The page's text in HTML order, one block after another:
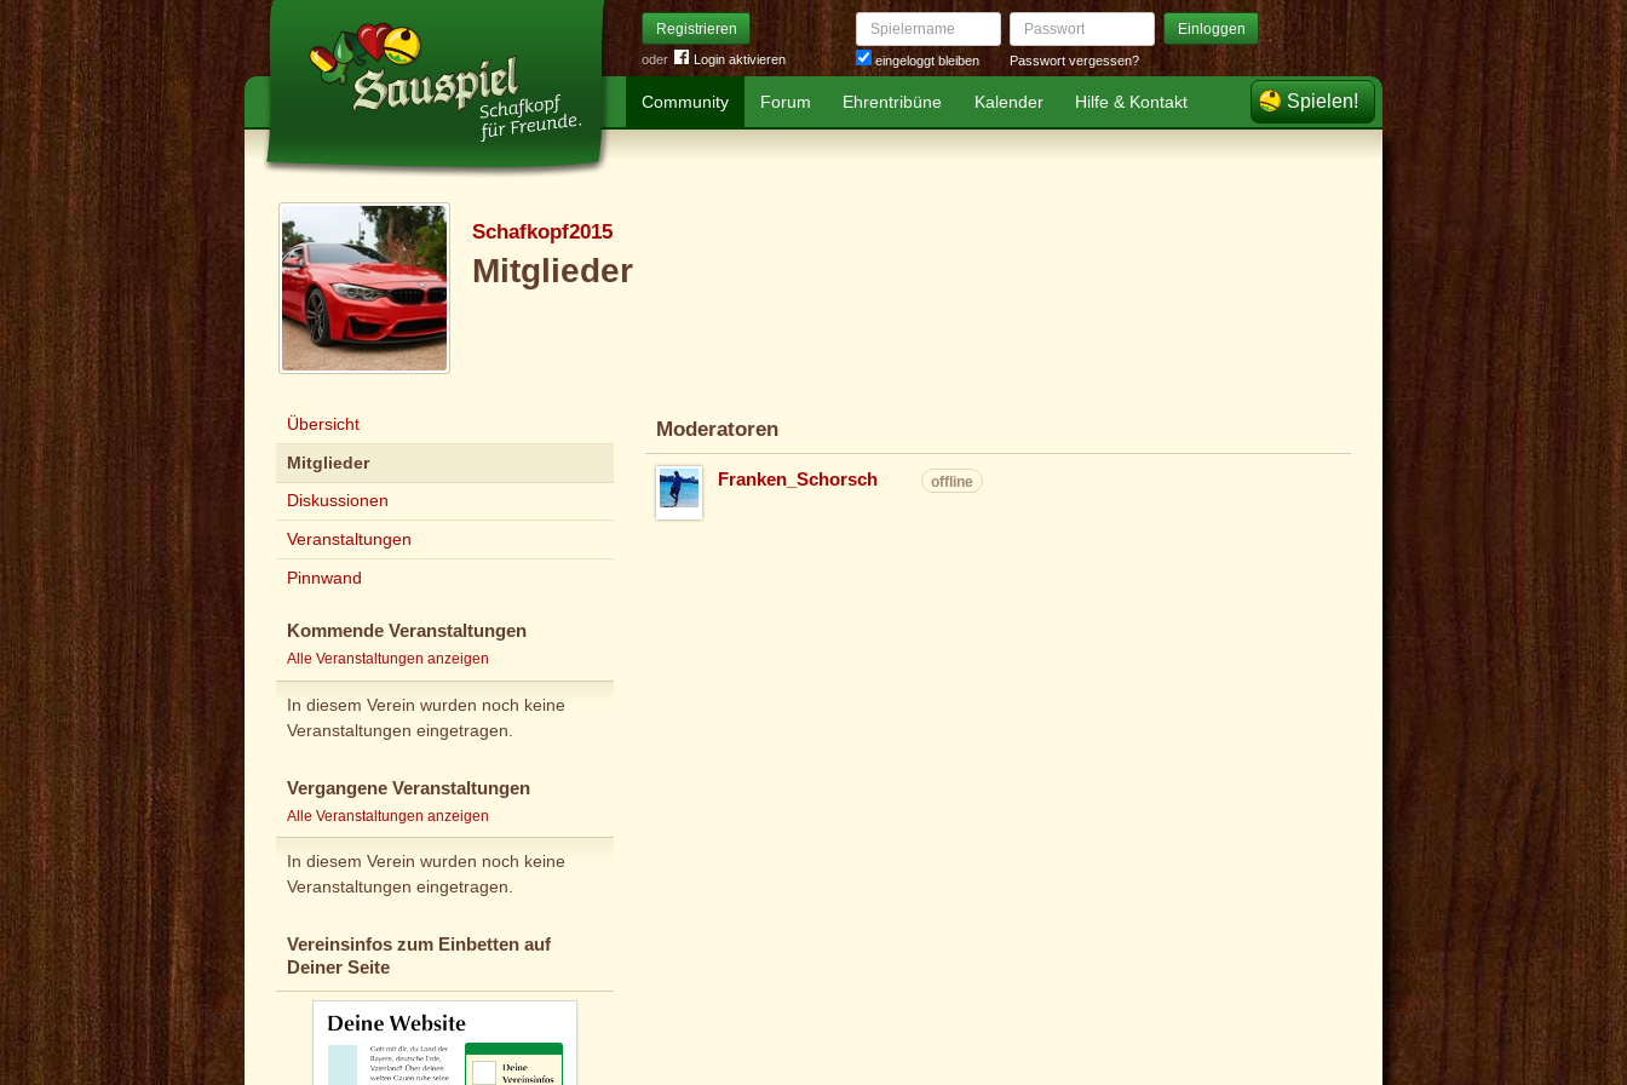
Registrieren
oder Login aktivieren
Spielername
eingeloggt bleiben
Passwort Einloggen
Passwort vergessen?
Community Forum Ehrentribüne Kalender Hilfe & Kontakt Spielen!
Schafkopf2015
Mitglieder
Übersicht
Mitglieder
Diskussionen
Veranstaltungen
Pinnwand
Kommende Veranstaltungen
Alle Veranstaltungen anzeigen
In diesem Verein wurden noch keine
Veranstaltungen eingetragen.
Vergangene Veranstaltungen
Alle Veranstaltungen anzeigen
In diesem Verein wurden noch keine
Veranstaltungen eingetragen.
Vereinsinfos zum Einbetten auf
Deiner Seite
Moderatoren
Franken_Schorsch offline